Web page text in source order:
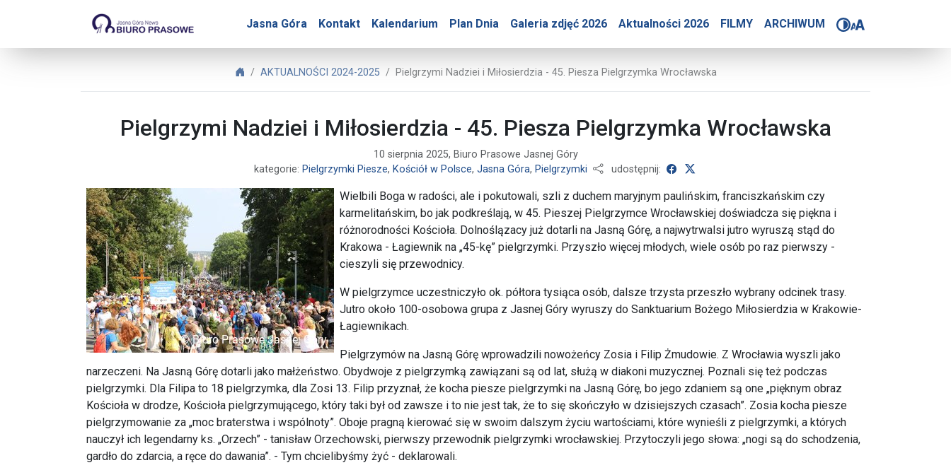
Jasna Góra Kontakt Kalendarium Plan Dnia Galeria zdjęć 2026 Aktualności 2026 FILMY ARCHIWUM
Biuro Prasowe Jasnej Góry – Pielgrzymi Nadziei i Miłosierdzia - 45. Piesza
Biuro Prasowe Jasnej Góry
AKTUALNOŚCI 2024-2025 Pielgrzymi Nadziei i Miłosierdzia - 45. Piesza Pielgrzymka Wrocławska
Pielgrzymi Nadziei i Miłosierdzia - 45. Piesza Pielgrzymka Wrocławska
10 sierpnia 2025, Biuro Prasowe Jasnej Góry
kategorie: Pielgrzymki Piesze, Kościół w Polsce, Jasna Góra, Pielgrzymki udostępnij: udostępnij na Facebooku
Wielbili Boga w radości, ale i pokutowali, szli z duchem maryjnym paulińskim, franciszkańskim czy
karmelitańskim, bo jak podkreślają, w 45. Pieszej Pielgrzymce Wrocławskiej doświadcza się piękna i
różnorodności Kościoła. Dolnoślązacy już dotarli na Jasną Górę, a najwytrwalsi jutro wyruszą stąd do
Krakowa - Łagiewnik na „45-kę” pielgrzymki. Przyszło więcej młodych, wiele osób po raz pierwszy -
cieszyli się przewodnicy.
W pielgrzymce uczestniczyło ok. półtora tysiąca osób, dalsze trzysta przeszło wybrany odcinek trasy.
Jutro około 100-osobowa grupa z Jasnej Góry wyruszy do Sanktuarium Bożego Miłosierdzia w Krakowie-
Łagiewnikach.
Pielgrzymów na Jasną Górę wprowadzili nowożeńcy Zosia i Filip Żmudowie. Z Wrocławia wyszli jako
narzeczeni. Na Jasną Górę dotarli jako małżeństwo. Obydwoje z pielgrzymką zawiązani są od lat, służą w diakoni muzycznej. Poznali się też podczas
pielgrzymki. Dla Filipa to 18 pielgrzymka, dla Zosi 13. Filip przyznał, że kocha piesze pielgrzymki na Jasną Górę, bo jego zdaniem są one „pięknym obraz
Kościoła w drodze, Kościoła pielgrzymującego, który taki był od zawsze i to nie jest tak, że to się skończyło w dzisiejszych czasach”. Zosia kocha piesze
pielgrzymowanie za „moc braterstwa i wspólnoty”. Oboje pragną kierować się w swoim dalszym życiu wartościami, które wynieśli z pielgrzymki, a których
nauczył ich legendarny ks. „Orzech” - tanisław Orzechowski, pierwszy przewodnik pielgrzymki wrocławskiej. Przytoczyli jego słowa: „nogi są do schodzenia,
gardło do zdarcia, a ręce do dawania”. - Tym chcielibyśmy żyć - deklarowali.